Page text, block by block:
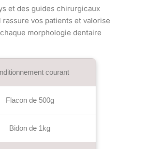
et des guides chirurgicaux
vos patients et valorise
morphologie dentaire
courant
Flacon de 500g
Bidon de 1kg